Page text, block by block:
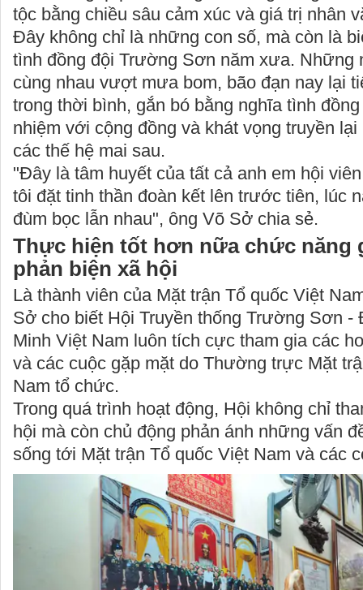
tộc bằng chiều sâu cảm xúc và giá trị nhân
Đây không chỉ là những con số, mà còn là
tình đồng đội Trường Sơn năm xưa.
cùng nhau vượt mưa bom, bão đạn nay lại
trong thời bình, gắn bó bằng nghĩa tình
nhiệm với cộng đồng và khát vọng truyền
các thế hệ mai sau.
"Đây là tâm huyết của tất cả anh em hội
tôi đặt tinh thần đoàn kết lên trước tiên, lúc
đùm bọc lẫn nhau", ông Võ Sở chia sẻ.
Thực hiện tốt hơn nữa chức năng
phản biện xã hội
Là thành viên của Mặt trận Tổ quốc Việt
Sở cho biết Hội Truyền thống Trường Sơn
Minh Việt Nam luôn tích cực tham gia các
và các cuộc gặp mặt do Thường trực Mặt
Nam tổ chức.
Trong quá trình hoạt động, Hội không chỉ
hội mà còn chủ động phản ánh những vấn
sống tới Mặt trận Tổ quốc Việt Nam và các